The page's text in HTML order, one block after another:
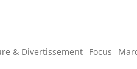
& Divertissement Focus